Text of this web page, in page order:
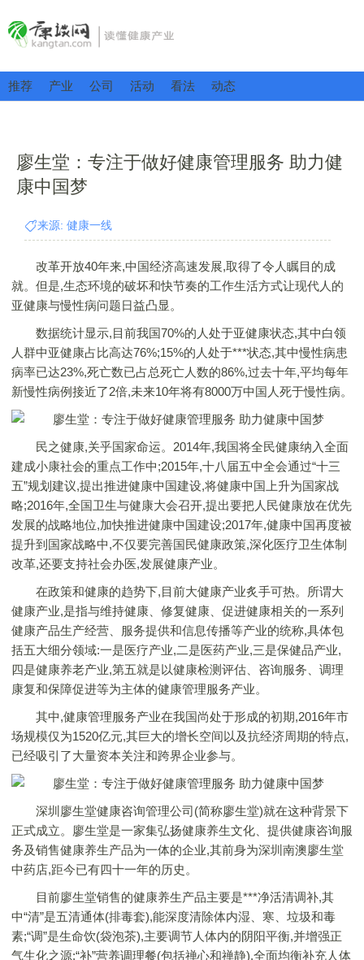
推荐 产业 公司 活动 看法 动态
廖生堂：专注于做好健康管理服务 助力健
康中国梦
来源: 健康一线
改革开放40年来,中国经济高速发展,取得了令人瞩目的成
就。但是,生态环境的破坏和快节奏的工作生活方式让现代人的
亚健康与慢性病问题日益凸显。
数据统计显示,目前我国70%的人处于亚健康状态,其中白领
人群中亚健康占比高达76%;15%的人处于***状态,其中慢性病患
病率已达23%,死亡数已占总死亡人数的86%,过去十年,平均每年
新慢性病例接近了2倍,未来10年将有8000万中国人死于慢性病。
民之健康,关乎国家命运。2014年,我国将全民健康纳入全面
建成小康社会的重点工作中;2015年,十八届五中全会通过“十三
五”规划建议,提出推进健康中国建设,将健康中国上升为国家战
略;2016年,全国卫生与健康大会召开,提出要把人民健康放在优先
发展的战略地位,加快推进健康中国建设;2017年,健康中国再度被
提升到国家战略中,不仅要完善国民健康政策,深化医疗卫生体制
改革,还要支持社会办医,发展健康产业。
在政策和健康的趋势下,目前大健康产业炙手可热。所谓大
健康产业,是指与维持健康、修复健康、促进健康相关的一系列
健康产品生产经营、服务提供和信息传播等产业的统称,具体包
括五大细分领域:一是医疗产业,二是医药产业,三是保健品产业,
四是健康养老产业,第五就是以健康检测评估、咨询服务、调理
康复和保障促进等为主体的健康管理服务产业。
其中,健康管理服务产业在我国尚处于形成的初期,2016年市
场规模仅为1520亿元,其巨大的增长空间以及抗经济周期的特点,
已经吸引了大量资本关注和跨界企业参与。
深圳廖生堂健康咨询管理公司(简称廖生堂)就在这种背景下
正式成立。廖生堂是一家集弘扬健康养生文化、提供健康咨询服
务及销售健康养生产品为一体的企业,其前身为深圳南澳廖生堂
中药店,距今已有四十一年的历史。
目前廖生堂销售的健康养生产品主要是***净活清调补,其
中“清”是五清通体(排毒套),能深度清除体内湿、寒、垃圾和毒
素;“调”是生命饮(袋泡茶),主要调节人体内的阴阳平衡,并增强正
气生化之源;“补”营养调理餐(包括禅心和禅静),全面均衡补充人体